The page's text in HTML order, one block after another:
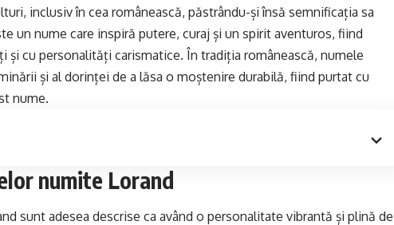
inclusiv în cea românească, păstrându-și însă semnificația sa
un nume care inspiră putere, curaj și un spirit aventuros, fiind
și cu personalități carismatice. În tradiția românească, numele
și al dorinței de a lăsa o moștenire durabilă, fiind purtat cu
nume.
numite Lorand
sunt adesea descrise ca având o personalitate vibrantă și plină de